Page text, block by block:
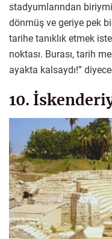
stadyumlarından
dönmüş ve geriye pek
tarihe tanıklık etmek
noktası. Burası, tarih
ayakta kalsaydı!”
10.